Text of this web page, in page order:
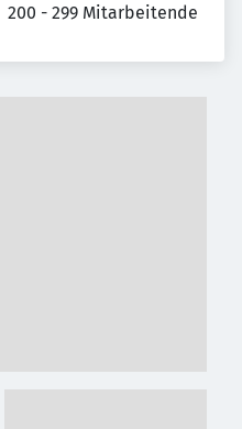
200 - 299 Mitarbeitende